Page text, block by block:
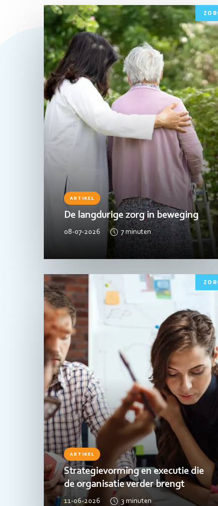
ARTIKEL
De langdurige zorg in beweging
08-07-2026 7 minuten
Lees
meer
ARTIKEL
Strategievorming en executie die
de organisatie verder brengt
11-06-2026 3 minuten
meer